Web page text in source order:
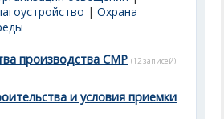
|Охрана
производства СМР (12 записей)
и условия приемки